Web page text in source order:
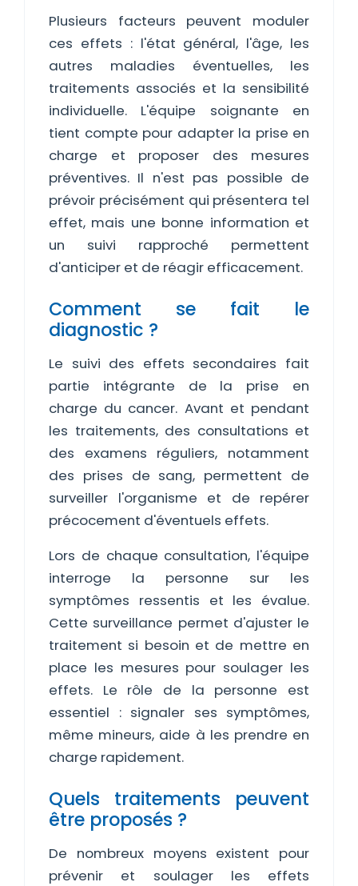
Plusieurs facteurs peuvent moduler
ces effets : l'état général, l'âge, les
autres maladies éventuelles, les
traitements associés et la sensibilité
individuelle. L'équipe soignante en
tient compte pour adapter la prise en
charge et proposer des mesures
préventives. Il n'est pas possible de
prévoir précisément qui présentera tel
effet, mais une bonne information et
un suivi rapproché permettent
d'anticiper et de réagir efficacement.
Comment se fait le
diagnostic ?
Le suivi des effets secondaires fait
partie intégrante de la prise en
charge du cancer. Avant et pendant
les traitements, des consultations et
des examens réguliers, notamment
des prises de sang, permettent de
surveiller l'organisme et de repérer
précocement d'éventuels effets.
Lors de chaque consultation, l'équipe
interroge la personne sur les
symptômes ressentis et les évalue.
Cette surveillance permet d'ajuster le
traitement si besoin et de mettre en
place les mesures pour soulager les
effets. Le rôle de la personne est
essentiel : signaler ses symptômes,
même mineurs, aide à les prendre en
charge rapidement.
Quels traitements peuvent
être proposés ?
De nombreux moyens existent pour
prévenir et soulager les effets